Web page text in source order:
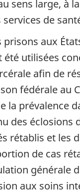
sens large, à
de
aux
utilisées
afin de
fédérale au
prévalence
éclosions
rétablis et
de cas
générale
aux soins